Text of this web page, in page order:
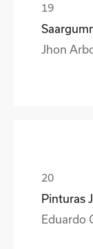
Jhon
Pinturas
Eduardo